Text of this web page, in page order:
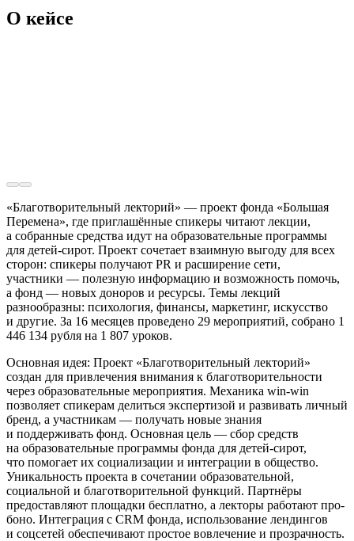
О кейсе
«Благотворительный лекторий» — проект фонда «Большая
Перемена», где приглашённые спикеры читают лекции,
а собранные средства идут на образовательные программы
для детей-сирот. Проект сочетает взаимную выгоду для всех
сторон: спикеры получают PR и расширение сети,
участники — полезную информацию и возможность помочь,
а фонд — новых доноров и ресурсы. Темы лекций
разнообразны: психология, финансы, маркетинг, искусство
и другие. За 16 месяцев проведено 29 мероприятий, собрано 1
446 134 рубля на 1 807 уроков.
Основная идея: Проект «Благотворительный лекторий»
создан для привлечения внимания к благотворительности
через образовательные мероприятия. Механика win-win
позволяет спикерам делиться экспертизой и развивать личный
бренд, а участникам — получать новые знания
и поддерживать фонд. Основная цель — сбор средств
на образовательные программы фонда для детей-сирот,
что помогает их социализации и интеграции в общество.
Уникальность проекта в сочетании образовательной,
социальной и благотворительной функций. Партнёры
предоставляют площадки бесплатно, а лекторы работают про-
боно. Интеграция с CRM фонда, использование лендингов
и соцсетей обеспечивают простое вовлечение и прозрачность.